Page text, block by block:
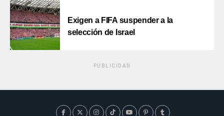
Exigen a FIFA suspender a la
selección de Israel
PUBLICIDAD